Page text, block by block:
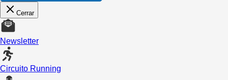
Cerrar
Newsletter
Circuito Running